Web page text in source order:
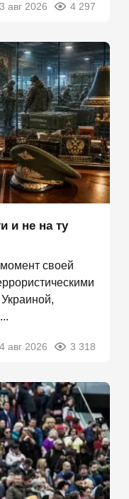
3 авг 2026 4 297
и не на ту
своей
4 авг 2026 3 318